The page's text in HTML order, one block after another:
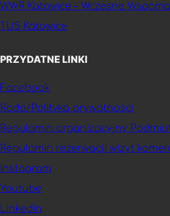
WWR Katowice – Wczesne
TUS Katowice
PRZYDATNE LINKI
Facebook
Rodo/Polityka prywatności
Regulamin organizacyjny
Regulamin rezerwacji wizyt
Instagram
Youtube
Linkedin